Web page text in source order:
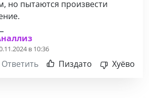
но пытаются произвести
в 10:36
Ответить Пиздато Хуёво